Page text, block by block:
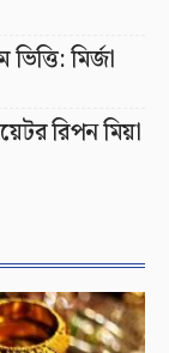
মির্জা
রিপন মিয়া